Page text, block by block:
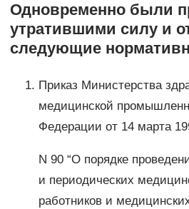
Одновременно были
утратившими силу и
следующие
Приказ Министерства
медицинской
Федерации от 14 марта
N 90 “О порядке
и периодических
работников и